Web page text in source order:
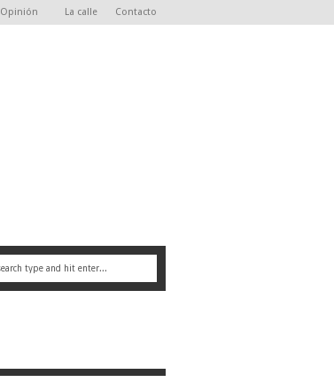
Opinión La calle Contacto